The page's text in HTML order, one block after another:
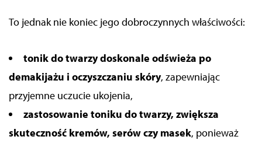
To jednak nie koniec jego dobroczynnych właściwości:
tonik do twarzy doskonale odświeża po
demakijażu i oczyszczaniu skóry, zapewniając
przyjemne uczucie ukojenia,
zastosowanie toniku do twarzy, zwiększa
skuteczność kremów, serów czy masek, ponieważ